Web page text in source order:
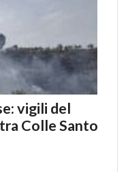
vigili del
Colle Santo